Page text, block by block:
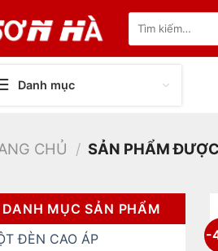
kiếm:
Danh mục
CHỦ / SẢN PHẨM
DANH MỤC SẢN PHẨM
ĐÈN CAO ÁP
-